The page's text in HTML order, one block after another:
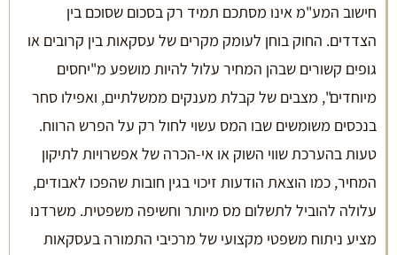
חישוב המע"מ אינו מסתכם תמיד רק בסכום שסוכם בין
הצדדים. החוק בוחן לעומק מקרים של עסקאות בין קרובים או
גופים קשורים שבהן המחיר עלול להיות מושפע מ"יחסים
מיוחדים", מצבים של קבלת מענקים ממשלתיים, ואפילו סחר
בנכסים משומשים שבו המס עשוי לחול רק על הפרש הרווח.
טעות בהערכת שווי השוק או אי-הכרה של אפשרויות לתיקון
המחיר, כמו הוצאת הודעות זיכוי בגין חובות שהפכו לאבודים,
עלולה להוביל לתשלום מס מיותר וחשיפה משפטית. משרדנו
מציע ניתוח משפטי מקצועי של מרכיבי התמורה בעסקאות